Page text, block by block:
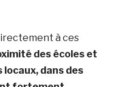
à ces
des écoles et
dans des